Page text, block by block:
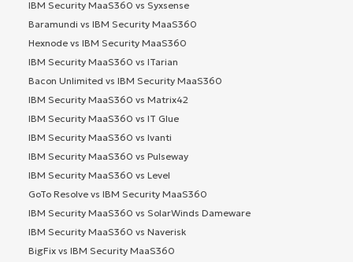
IBM Security MaaS360 vs Syxsense
Baramundi vs IBM Security MaaS360
Hexnode vs IBM Security MaaS360
IBM Security MaaS360 vs ITarian
Bacon Unlimited vs IBM Security MaaS360
IBM Security MaaS360 vs Matrix42
IBM Security MaaS360 vs IT Glue
IBM Security MaaS360 vs Ivanti
IBM Security MaaS360 vs Pulseway
IBM Security MaaS360 vs Level
GoTo Resolve vs IBM Security MaaS360
IBM Security MaaS360 vs SolarWinds Dameware
IBM Security MaaS360 vs Naverisk
BigFix vs IBM Security MaaS360